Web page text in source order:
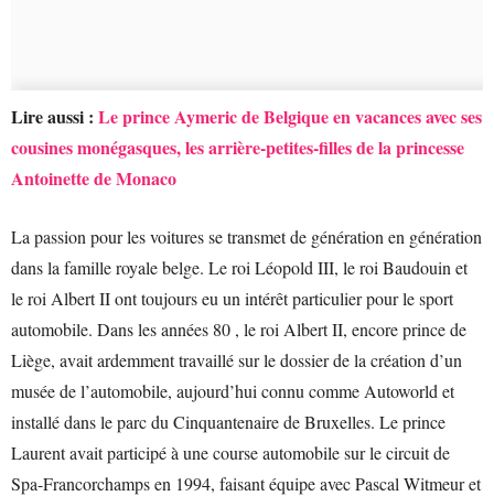
Lire aussi : Le prince Aymeric de Belgique en vacances avec ses
cousines monégasques, les arrière-petites-filles de la princesse
Antoinette de Monaco
La passion pour les voitures se transmet de génération en génération
dans la famille royale belge. Le roi Léopold III, le roi Baudouin et
le roi Albert II ont toujours eu un intérêt particulier pour le sport
automobile. Dans les années 80 , le roi Albert II, encore prince de
Liège, avait ardemment travaillé sur le dossier de la création d’un
musée de l’automobile, aujourd’hui connu comme Autoworld et
installé dans le parc du Cinquantenaire de Bruxelles. Le prince
Laurent avait participé à une course automobile sur le circuit de
Spa-Francorchamps en 1994, faisant équipe avec Pascal Witmeur et